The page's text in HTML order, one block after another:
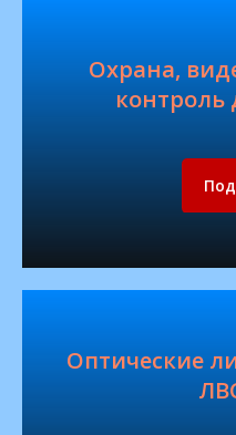
Охрана,
контроль
Оптические